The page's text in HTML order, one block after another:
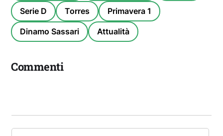
Serie D Torres Primavera 1
Dinamo Sassari Attualità
Commenti